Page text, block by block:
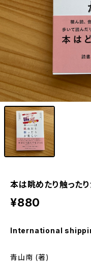
本は眺めたり触った
¥880
International
青山南 (著)